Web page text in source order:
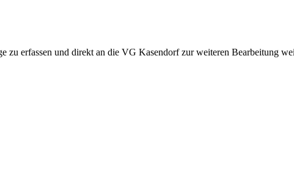
zu erfassen und direkt an die VG Kasendorf zur weiteren Bearbeitung